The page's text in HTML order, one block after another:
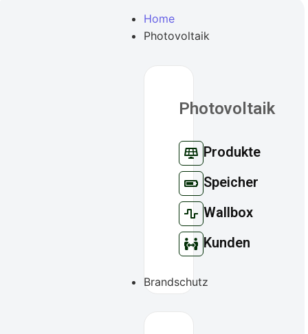
Home
Photovoltaik
Photovoltaik
Produkte
Speicher
Wallbox
Kunden
Brandschutz